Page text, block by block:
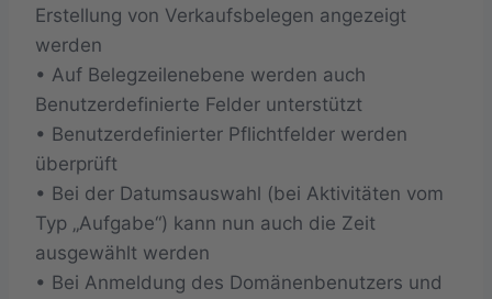
Erstellung von Verkaufsbelegen angezeigt
werden
• Auf Belegzeilenebene werden auch
Benutzerdefinierte Felder unterstützt
• Benutzerdefinierter Pflichtfelder werden
überprüft
• Bei der Datumsauswahl (bei Aktivitäten vom
Typ „Aufgabe“) kann nun auch die Zeit
ausgewählt werden
• Bei Anmeldung des Domänenbenutzers und